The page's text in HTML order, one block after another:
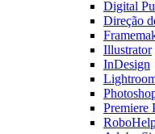
Digital
Direção
Illustrator
InDesign
Premiere